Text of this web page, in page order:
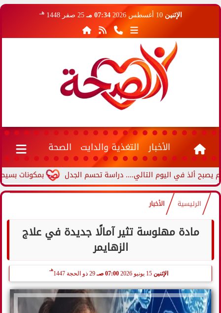
الإثنين 10 أغسطس 2026 07:34 مـ 25 صفر 1448 هـ
الأخبار التغذية والدايت الصحة
بمكونات بسيطة.. في اليوم التالي.... دراسة تحسم الجدل
الرئيسية الأخبار
مادة مهلوسة تثير آمالًا جديدة في علاج
الزهايمر
الإثنين 15 يونيو 2026 07:00 صـ 29 ذو الحجة 1447
هـ